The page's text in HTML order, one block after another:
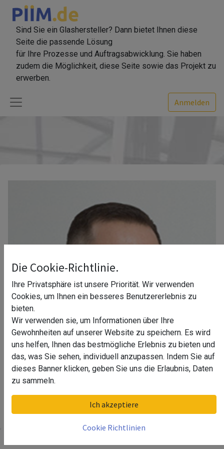
Sind Sie ein Glashersteller? Dann bietet Ihnen diese
Seite die passende Lösung
für Ihre Prozesse und Auftragsabwicklung. Sie haben
zudem die Möglichkeit, diese Seite sowie das Projekt zu
erwerben.
Anmelden
Ihr Berater in Leipzig
Die Cookie-Richtlinie.
Ihre Privatsphäre ist unsere Priorität. Wir verwenden
Cookies, um Ihnen ein besseres Benutzererlebnis zu
bieten.
Wir verwenden sie, um Informationen über Ihre
Gewohnheiten auf unserer Website zu speichern. Es wird
uns helfen, Ihnen das bestmögliche Erlebnis zu bieten und
das, was Sie sehen, individuell anzupassen. Indem Sie auf
dieses Banner klicken, geben Sie uns die Erlaubnis, Daten
zu sammeln.
Ich akzeptiere
Cookie Richtlinien